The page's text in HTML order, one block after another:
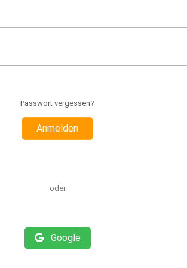
Passwort vergessen?
Anmelden
oder
Google